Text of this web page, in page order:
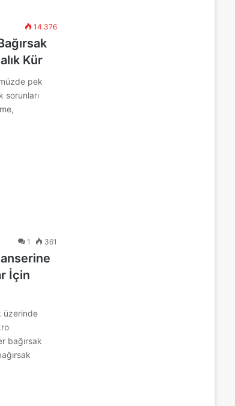
14.376
Kür
pek
sorunları
1 361
İçin
üzerinde
bağırsak